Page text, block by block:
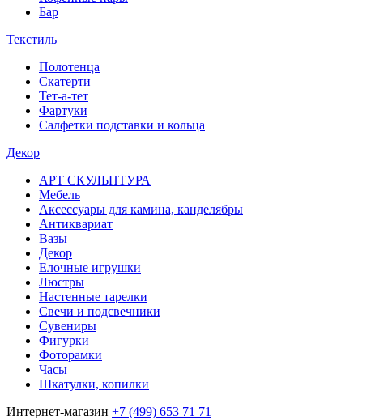
Бар
Текстиль
Полотенца
Скатерти
Тет-а-тет
Фартуки
Салфетки подставки и кольца
Декор
АРТ СКУЛЬПТУРА
Мебель
Аксессуары для камина, канделябры
Антиквариат
Вазы
Декор
Елочные игрушки
Люстры
Настенные тарелки
Свечи и подсвечники
Сувениры
Фигурки
Фоторамки
Часы
Шкатулки, копилки
Интернет-магазин +7 (499) 653 71 71